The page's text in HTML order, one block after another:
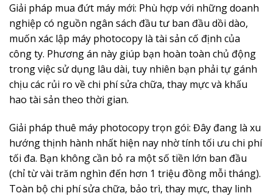
Giải pháp mua đứt máy mới: Phù hợp với những doanh
nghiệp có nguồn ngân sách đầu tư ban đầu dồi dào,
muốn xác lập máy photocopy là tài sản cố định của
công ty. Phương án này giúp bạn hoàn toàn chủ động
trong việc sử dụng lâu dài, tuy nhiên bạn phải tự gánh
chịu các rủi ro về chi phí sửa chữa, thay mực và khấu
hao tài sản theo thời gian.
Giải pháp thuê máy photocopy trọn gói: Đây đang là xu
hướng thịnh hành nhất hiện nay nhờ tính tối ưu chi phí
tối đa. Bạn không cần bỏ ra một số tiền lớn ban đầu
(chỉ từ vài trăm nghìn đến hơn 1 triệu đồng mỗi tháng).
Toàn bộ chi phí sửa chữa, bảo trì, thay mực, thay linh